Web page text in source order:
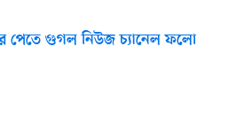
পেতে গুগল নিউজ চ্যানেল ফলো